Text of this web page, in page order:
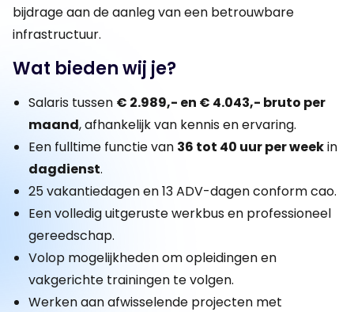
bijdrage aan de aanleg van een betrouwbare
infrastructuur.
Wat bieden wij je?
Salaris tussen € 2.989,- en € 4.043,- bruto per
maand, afhankelijk van kennis en ervaring.
Een fulltime functie van 36 tot 40 uur per weekin
dagdienst.
25 vakantiedagen en 13 ADV-dagen conform cao.
Een volledig uitgeruste werkbus en professioneel
gereedschap.
Volop mogelijkheden om opleidingen en
vakgerichte trainingen te volgen.
Werken aan afwisselende projecten met